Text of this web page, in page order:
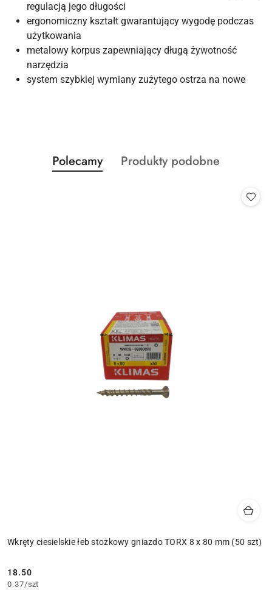
regulacją jego długości
ergonomiczny kształt gwarantujący wygodę podczas
użytkowania
metalowy korpus zapewniający długą żywotność
narzędzia
system szybkiej wymiany zużytego ostrza na nowe
Pomiń karuzelę produktów
Produkty
o
Polecamy
Produkty
Produkty podobne
Wkręty ciesielskie łeb stożkowy gniazdo TORX 8 x 80 mm (50 szt)
Cena:
18.50
0.37/szt